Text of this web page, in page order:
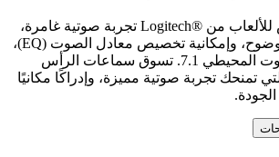
تقدم سماعات الرأس للألعاب من Logitech®‎ تجربة صوتية غامرة،
واتصالًا صوتيًا فائق الوضوح، وإمكانية تخصيص معادل الصوت (EQ)،
مع دعم اختياري للصوت المحيطي 7.1. تسوق سماعات الرأس
تمنحك تجربة صوتية مميزة، وإدراكًا مكانيًا